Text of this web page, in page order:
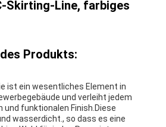
Skirting-Line, farbiges
Produkts:
ist ein wesentliches Element in
und verleiht jedem
und funktionalen Finish.Diese
wasserdicht., so dass es eine